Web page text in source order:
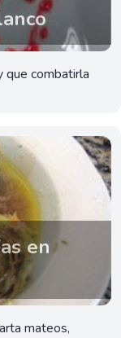
que combatirla
en
mateos,